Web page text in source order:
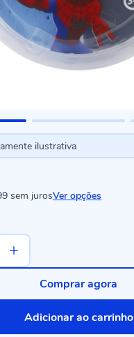
ilustrativa
sem jurosVer opções
Adicionar ao carrinho
Comprar agora